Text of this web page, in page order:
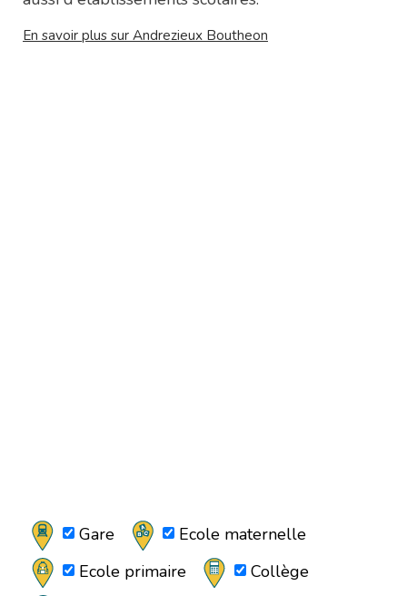
En savoir plus sur Andrezieux Boutheon
Gare
Ecole maternelle
Ecole primaire
Collège